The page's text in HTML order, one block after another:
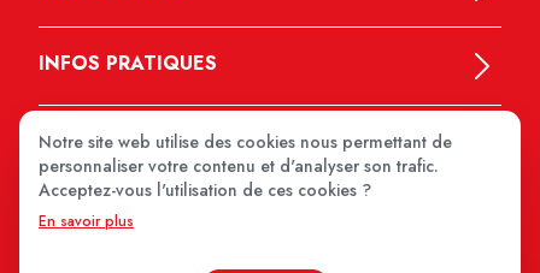
INFOS PRATIQUES
Notre site web utilise des cookies nous permettant de
personnaliser votre contenu et d'analyser son trafic.
Acceptez-vous l'utilisation de ces cookies ?
En savoir plus